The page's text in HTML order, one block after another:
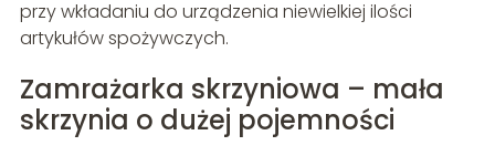
przy wkładaniu do urządzenia niewielkiej ilości
artykułów spożywczych.
Zamrażarka skrzyniowa – mała
skrzynia o dużej pojemności